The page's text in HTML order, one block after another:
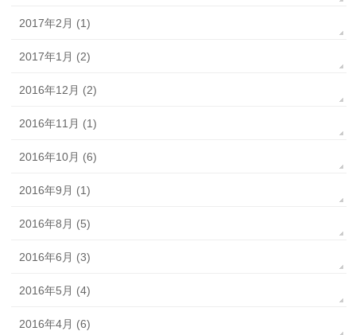
2017年2月 (1)
2017年1月 (2)
2016年12月 (2)
2016年11月 (1)
2016年10月 (6)
2016年9月 (1)
2016年8月 (5)
2016年6月 (3)
2016年5月 (4)
2016年4月 (6)